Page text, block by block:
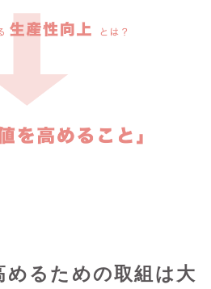
めるための取組は大